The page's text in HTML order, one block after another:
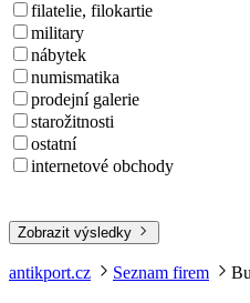
filatelie, filokartie
military
nábytek
numismatika
prodejní galerie
starožitnosti
ostatní
internetové obchody
Zobrazit výsledky
antikport.cz Seznam firem